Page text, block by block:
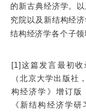
的新古典经济学。
究院以及新结构经
结构经济学各个子领
[1]这篇发言最初收
（北京大学出版社
构经济学》增订版
《新结构经济学